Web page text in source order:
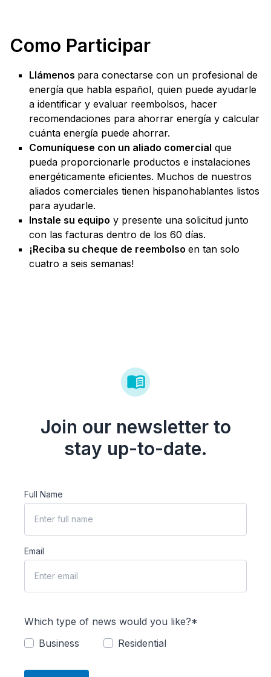
Como Participar
Llámenos para conectarse con un profesional de
energía que habla español, quien puede ayudarle
a identificar y evaluar reembolsos, hacer
recomendaciones para ahorrar energía y calcular
cuánta energía puede ahorrar.
Comuníquese con un aliado comercial que
pueda proporcionarle productos e instalaciones
energéticamente eficientes. Muchos de nuestros
aliados comerciales tienen hispanohablantes listos
para ayudarle.
Instale su equipo y presente una solicitud junto
con las facturas dentro de los 60 días.
¡Reciba su cheque de reembolso en tan solo
cuatro a seis semanas!
Join our newsletter to
stay up-to-date.
Full Name
Email
Which type of news would you like?*
Business
Residential